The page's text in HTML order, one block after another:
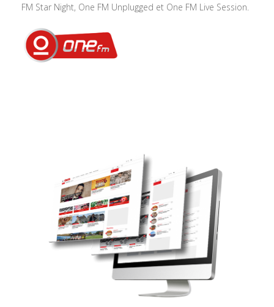
FM Star Night, One FM Unplugged et One FM Live Session.